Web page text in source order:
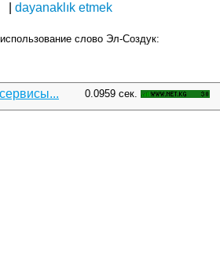
dayanaklık etmek
слово Эл-Создук:
0.0959 сек.